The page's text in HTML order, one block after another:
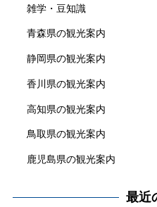
雑学・豆知識
青森県の観光案内
静岡県の観光案内
香川県の観光案内
高知県の観光案内
鳥取県の観光案内
鹿児島県の観光案内
最近